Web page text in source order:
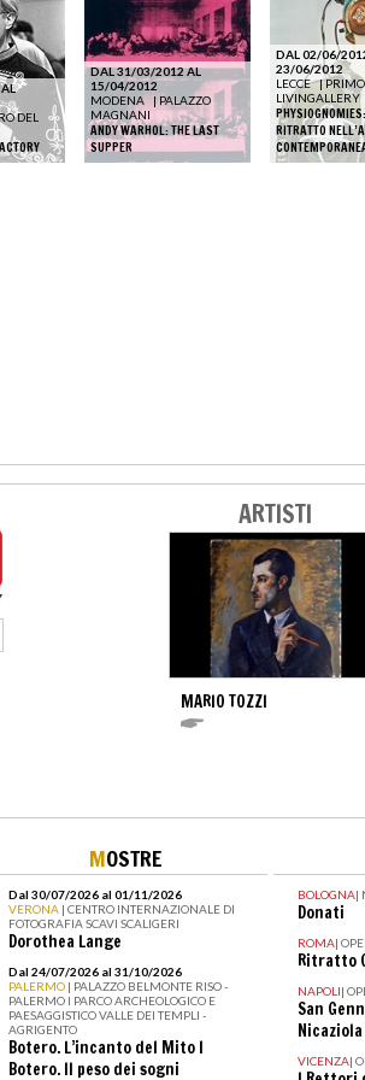
DEL
DAL 31/03/2012 AL
15/04/2012
MODENA
|PALAZZO
MAGNANI
ANDY WARHOL: THE LAST
SUPPER
DAL 02/06/
23/06/2012
LECCE |
LIVINGALLERY
RITRATTO
ARTISTI
MARIO TOZZI
MOSTRE
Dal 30/07/2026 al 01/11/2026
VERONA | CENTRO INTERNAZIONALE DI
FOTOGRAFIA SCAVI SCALIGERI
Dorothea Lange
Dal 24/07/2026 al 31/10/2026
PALERMO | PALAZZO BELMONTE RISO -
PALERMO I PARCO ARCHEOLOGICO E
PAESAGGISTICO VALLE DEI TEMPLI -
AGRIGENTO
Botero. L’incanto del Mito I
Botero. Il peso dei sogni
BOLOGNA|
Donati
ROMA|
Ritratto
NAPOLI|
San
VICENZA|